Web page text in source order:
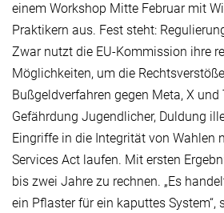
einem Workshop Mitte Februar mit
Praktikern aus. Fest steht:
Zwar nutzt die EU-Kommission ihre
Möglichkeiten, um die
Bußgeldverfahren gegen Meta, X
Gefährdung Jugendlicher, Duldung
Eingriffe in die Integrität von Wahlen
Services Act laufen. Mit ersten
bis zwei Jahre zu rechnen. „Es
ein Pflaster für ein kaputtes System“,